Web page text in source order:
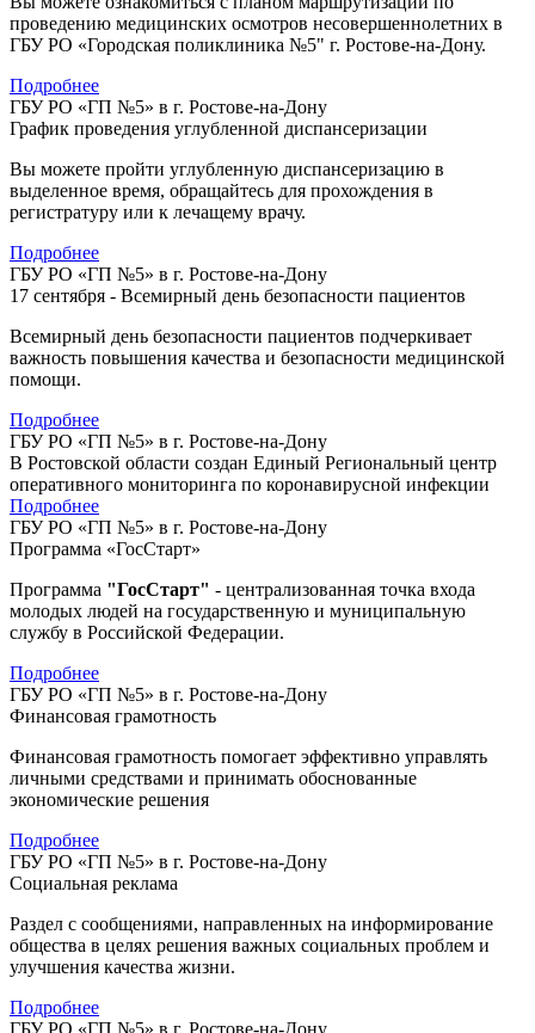
проведению медицинских осмотров несовершеннолетних в
ГБУ РО «Городская поликлиника №5" г. Ростове-на-Дону.
Подробнее
ГБУ РО «ГП №5» в г. Ростове-на-Дону
График проведения углубленной диспансеризации
Вы можете пройти углубленную диспансеризацию в
выделенное время, обращайтесь для прохождения в
регистратуру или к лечащему врачу.
Подробнее
ГБУ РО «ГП №5» в г. Ростове-на-Дону
17 сентября - Всемирный день безопасности пациентов
Всемирный день безопасности пациентов подчеркивает
важность повышения качества и безопасности медицинской
помощи.
Подробнее
ГБУ РО «ГП №5» в г. Ростове-на-Дону
В Ростовской области создан Единый Региональный центр
оперативного мониторинга по коронавирусной инфекции
Подробнее
ГБУ РО «ГП №5» в г. Ростове-на-Дону
Программа «ГосСтарт»
Программа "ГосСтарт" - централизованная точка входа
молодых людей на государственную и муниципальную
службу в Российской Федерации.
Подробнее
ГБУ РО «ГП №5» в г. Ростове-на-Дону
Финансовая грамотность
Финансовая грамотность помогает эффективно управлять
личными средствами и принимать обоснованные
экономические решения
Подробнее
ГБУ РО «ГП №5» в г. Ростове-на-Дону
Социальная реклама
Раздел с сообщениями, направленных на информирование
общества в целях решения важных социальных проблем и
улучшения качества жизни.
Подробнее
ГБУ РО «ГП №5» в г. Ростове-на-Дону